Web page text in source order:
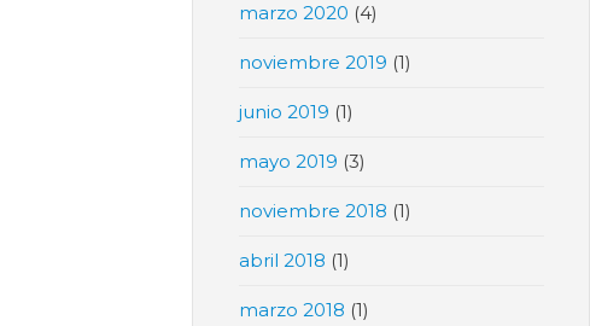
marzo 2020 (4)
noviembre 2019 (1)
junio 2019 (1)
mayo 2019 (3)
noviembre 2018 (1)
abril 2018 (1)
marzo 2018 (1)